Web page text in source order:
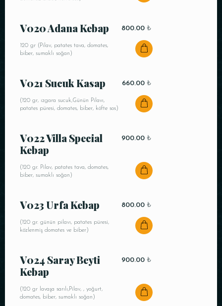
V020 Adana Kebap
120 gr (Pilav, patates tava, domates,
biber, sumaklı soğan)
800.00 ₺
V021 Sucuk Kasap
(120 gr, ızgara sucuk,Günün Pilavı,
patates püresi, domates, biber, köfte sos)
660.00 ₺
V022 Villa Special
Kebap
(120 gr. Pilav, patates tava, domates,
biber, sumaklı soğan)
900.00 ₺
V023 Urfa Kebap
(120 gr. günün pilavı, patates püresi,
közlenmiş domates ve biber)
800.00 ₺
V024 Saray Beyti
Kebap
(120 gr lavaşa sarılı,Pilav, , yoğurt,
domates, biber, sumaklı soğan)
900.00 ₺